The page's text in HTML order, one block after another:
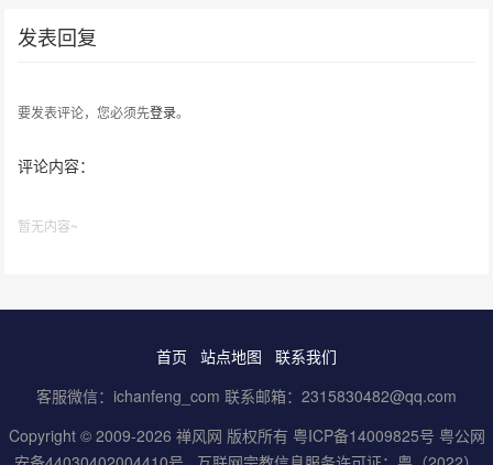
发表回复
要发表评论，您必须先登录。
评论内容：
暂无内容~
首页 站点地图
联系我们
客服微信：ichanfeng_com 联系邮箱：2315830482@qq.com
Copyright © 2009-2026 禅风网 版权所有 粤ICP备14009825号 粤公网